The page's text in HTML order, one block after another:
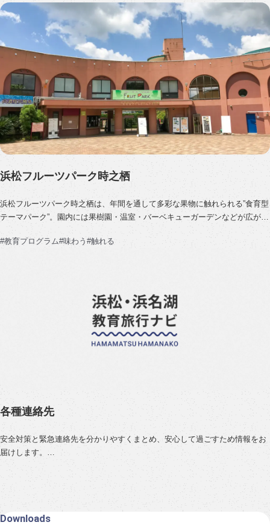
につながります。自然の中での体験が、子どもたちの新しい気づきを引き出
す場となっています。
所在地： 浜松市浜名区三ヶ日町都…
浜松フルーツパーク時之栖
浜松フルーツパーク時之栖は、年間を通して多彩な果物に触れられる”食育型
テーマパーク”。園内には果樹園・温室・バーベキューガーデンなどが広が
団体受入れは一部に限られるものの、いちご狩り、果物収穫体験、バーベキ
教育プログラム 味わう 触れる
各種連絡先
安全対策と緊急連絡先を分かりやすくまとめ、安心して過ごすため情報をお
届けします。
をお願いいたします。
・受入れ施設では、安全に細心の注意を払っていますが、予期せぬ危険など
Downloads